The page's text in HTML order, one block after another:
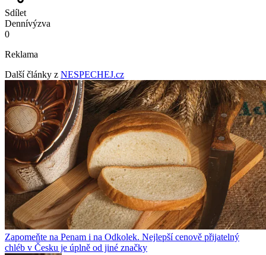
Sdílet
Dennívýzva
0
Reklama
Další články z NESPECHEJ.cz
Zapomeňte na Penam i na Odkolek. Nejlepší cenově přijatelný
chléb v Česku je úplně od jiné značky